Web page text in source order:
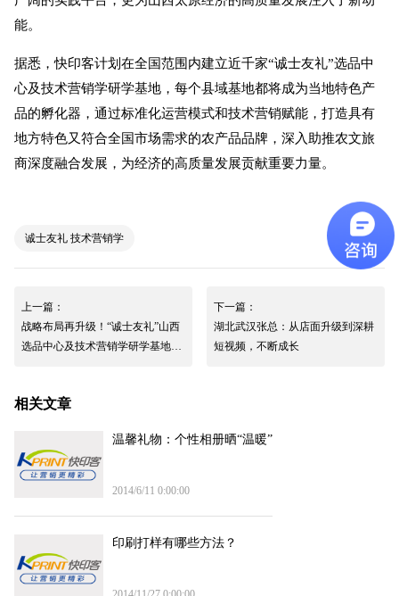
能。
据悉，快印客计划在全国范围内建立近千家“诚士友礼”选品中
心及技术营销学研学基地，每个县域基地都将成为当地特色产
品的孵化器，通过标准化运营模式和技术营销赋能，打造具有
地方特色又符合全国市场需求的农产品品牌，深入助推农文旅
商深度融合发展，为经济的高质量发展贡献重要力量。
诚士友礼 技术营销学
上一篇：
战略布局再升级！“诚士友礼”山西
选品中心及技术营销学研学基地在
下一篇：
湖北武汉张总：从店面升级到深耕
短视频，不断成长
相关文章
温馨礼物：个性相册晒“温暖”
2014/6/11 0:00:00
印刷打样有哪些方法？